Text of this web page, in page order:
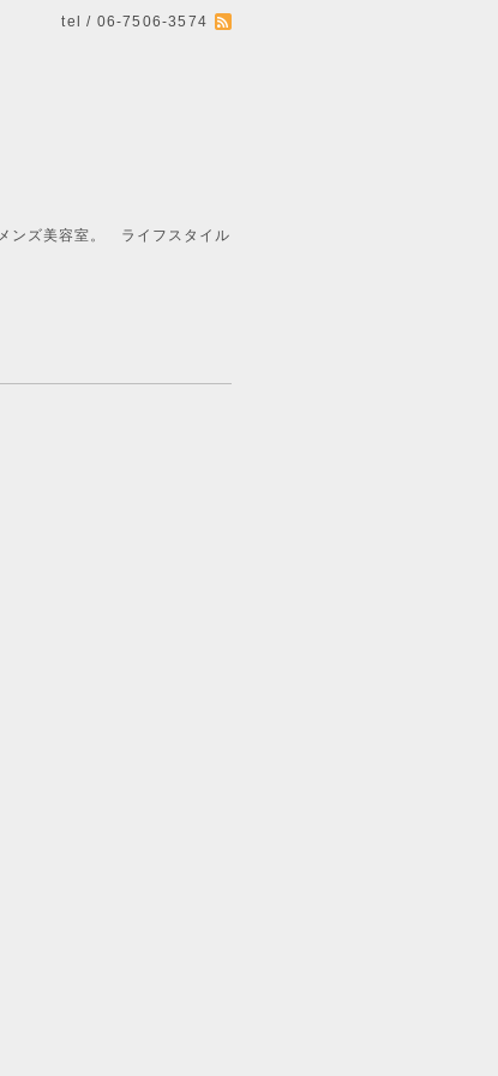
tel / 06-7506-3574
フスタイル